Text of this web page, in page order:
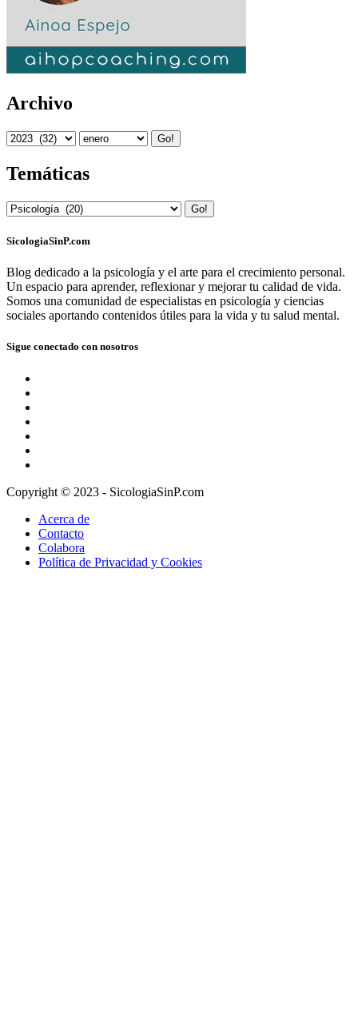
Archivo
Go!
Temáticas
Go!
SicologiaSinP.com
Blog dedicado a la psicología y el arte para el crecimiento personal.
Un espacio para aprender, reflexionar y mejorar tu calidad de vida.
Somos una comunidad de especialistas en psicología y ciencias
sociales aportando contenidos útiles para la vida y tu salud mental.
Sigue conectado con nosotros
Copyright © 2023 - SicologiaSinP.com
Acerca de
Contacto
Colabora
Política de Privacidad y Cookies